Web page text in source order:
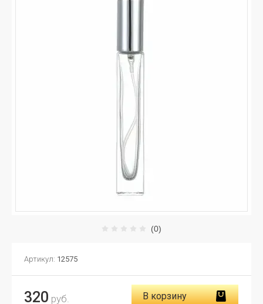
(0)
Артикул: 12575
320 руб. В корзину